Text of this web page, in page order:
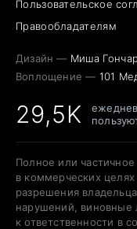
Пользовательское
Правообладателям
Дизайн — Миша
Воплощение — 101
29,5K
Полное или
в коммерческих
разрешения
нарушений, виновные
к ответственности в